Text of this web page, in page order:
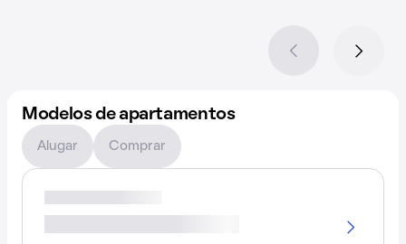
Modelos de apartamentos
Alugar Comprar